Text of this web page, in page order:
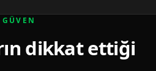
GÜVEN
dikkat ettiği